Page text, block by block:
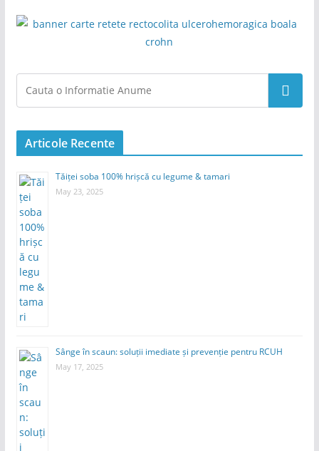
Search
Articole Recente
Tăiței soba 100% hrișcă cu legume & tamari
May 23, 2025
Sânge în scaun: soluții imediate și prevenție pentru RCUH
May 17, 2025